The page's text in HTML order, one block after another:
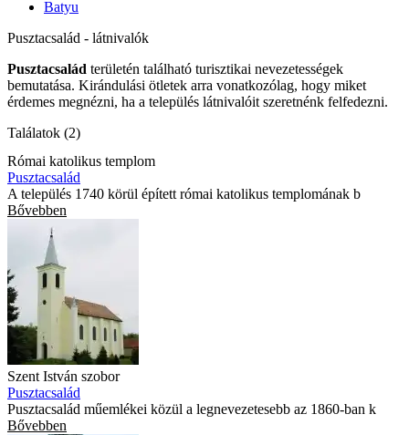
Batyu
Pusztacsalád - látnivalók
Pusztacsalád területén található turisztikai nevezetességek
bemutatása. Kirándulási ötletek arra vonatkozólag, hogy miket
érdemes megnézni, ha a település látnivalóit szeretnénk felfedezni.
Találatok (2)
Római katolikus templom
Pusztacsalád
A település 1740 körül épített római katolikus templomának b
Bővebben
Szent István szobor
Pusztacsalád
Pusztacsalád műemlékei közül a legnevezetesebb az 1860-ban k
Bővebben